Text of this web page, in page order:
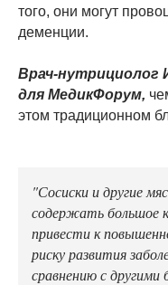
того, они могут
деменции.
Врач-нутрициолог
для МедикФорум,
этом традиционном
"Сосиски и другие
содержать большое
привести к
риску развития
сравнению с другими